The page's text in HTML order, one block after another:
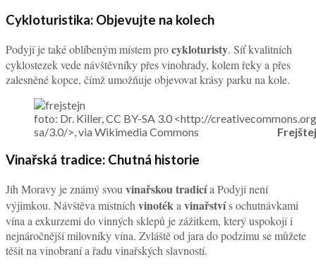
Cykloturistika: Objevujte na kolech
Podyjí je také oblíbeným místem procykloturisty. Síť kvalitních
cyklostezek vede návštěvníky přes vinohrady, kolem řeky a přes
zalesněné kopce, čímž umožňuje objevovat krásy parku na kole.
foto: Dr. Killer, CC BY-SA 3.0 <http://
sa/3.0/>, via Wikimedia Commons
Vinařská tradice: Chutná historie
Jih Moravy je známý svouvinařskou tradicía Podyjí není
výjimkou. Návštěva místníchvinotékavinařstvís ochutnávkami
vína a exkurzemi do vinných sklepů je zážitkem, který uspokojí i
nejnáročnější milovníky vína. Zvláště od jara do podzimu se můžete
těšit na vinobraní a řadu vinařských slavností.